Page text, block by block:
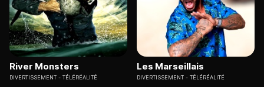
River Monsters
DIVERTISSEMENT TÉLÉRÉALITÉ
Les Marseillais
DIVERTISSEMENT TÉLÉRÉALITÉ